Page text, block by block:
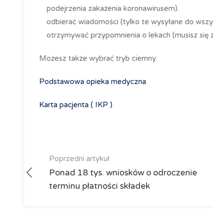
podejrzenia zakażenia koronawirusem).
odbierać wiadomości (tylko te wysyłane do
otrzymywać przypomnienia o lekach (musisz
Możesz także wybrać tryb ciemny.
Podstawowa opieka medyczna
Karta pacjenta ( IKP )
Poprzedni artykuł
Ponad 18 tys. wniosków o odroczenie
terminu płatności składek